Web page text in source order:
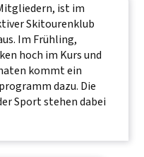
ist im
Skitourenklub
Im Frühling,
hoch im Kurs und
kommt ein
dazu. Die
Sport stehen dabei